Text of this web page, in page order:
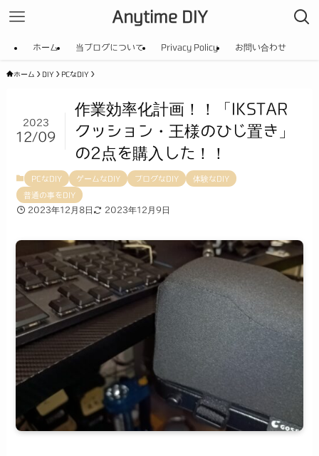
Anytime DIY
ホーム 当ブログについて Privacy Policy お問い合わせ
ホーム DIY PCなDIY
作業効率化計画！！「IKSTAR
クッション・王様のひじ置き」
の2点を購入した！！
2023
12/09
PCなDIY ゲームなDIY ブログなDIY 体験なDIY
普通の事をDIY
2023年12月8日 2023年12月9日